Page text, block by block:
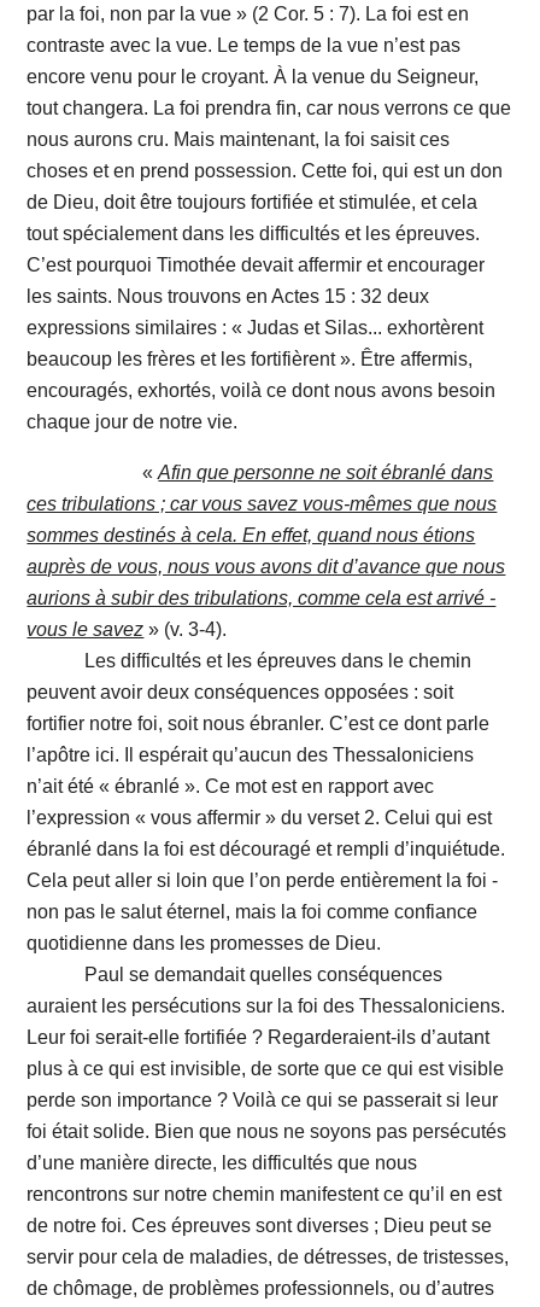
par la foi, non par la vue » (2 Cor. 5 : 7). La foi est en
contraste avec la vue. Le temps de la vue n’est pas
encore venu pour le croyant. À la venue du Seigneur,
tout changera. La foi prendra fin, car nous verrons ce que
nous aurons cru. Mais maintenant, la foi saisit ces
choses et en prend possession. Cette foi, qui est un don
de Dieu, doit être toujours fortifiée et stimulée, et cela
tout spécialement dans les difficultés et les épreuves.
C’est pourquoi Timothée devait affermir et encourager
les saints. Nous trouvons en Actes 15 : 32 deux
expressions similaires : « Judas et Silas... exhortèrent
beaucoup les frères et les fortifièrent ». Être affermis,
encouragés, exhortés, voilà ce dont nous avons besoin
chaque jour de notre vie.
«Afin que personne ne soit ébranlé dans
ces tribulations ; car vous savez vous-mêmes que nous
sommes destinés à cela. En effet, quand nous étions
auprès de vous, nous vous avons dit d’avance que nous
aurions à subir des tribulations, comme cela est arrivé -
vous le savez » (v. 3-4).
Les difficultés et les épreuves dans le chemin
peuvent avoir deux conséquences opposées : soit
fortifier notre foi, soit nous ébranler. C’est ce dont parle
l’apôtre ici. Il espérait qu’aucun des Thessaloniciens
n’ait été « ébranlé ». Ce mot est en rapport avec
l’expression « vous affermir » du verset 2. Celui qui est
ébranlé dans la foi est découragé et rempli d’inquiétude.
Cela peut aller si loin que l’on perde entièrement la foi -
non pas le salut éternel, mais la foi comme confiance
quotidienne dans les promesses de Dieu.
Paul se demandait quelles conséquences
auraient les persécutions sur la foi des Thessaloniciens.
Leur foi serait-elle fortifiée ? Regarderaient-ils d’autant
plus à ce qui est invisible, de sorte que ce qui est visible
perde son importance ? Voilà ce qui se passerait si leur
foi était solide. Bien que nous ne soyons pas persécutés
d’une manière directe, les difficultés que nous
rencontrons sur notre chemin manifestent ce qu’il en est
de notre foi. Ces épreuves sont diverses ; Dieu peut se
servir pour cela de maladies, de détresses, de tristesses,
de chômage, de problèmes professionnels, ou d’autres